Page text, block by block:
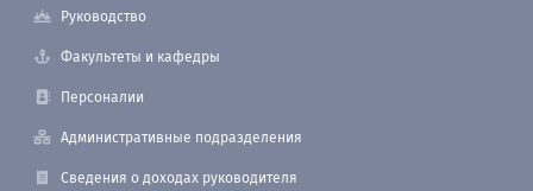
Руководство
Факультеты и кафедры
Персоналии
Административные подразделения
Сведения о доходах руководителя